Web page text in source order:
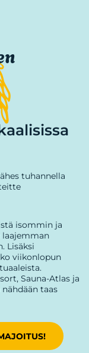
tuhannella
isommin ja
laajemman
Lisäksi
viikonlopun
Sauna-Atlas ja
taas